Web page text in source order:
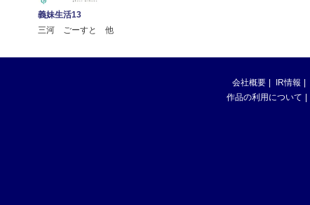
義妹生活13
三河 ごーすと 他
会社概要 IR情報
作品の利用について